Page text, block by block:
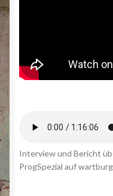
Interview und Bericht
ProgSpezial auf